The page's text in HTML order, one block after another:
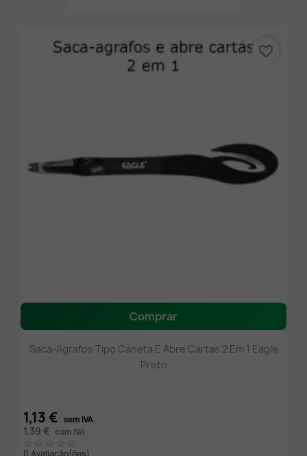
Comprar
Saca-Agrafos Tipo Caneta E Abre Cartas 2 Em 1 Eagle
Preto
1,13 € sem IVA
1,39 € com IVA
0 Avaliação(ões)
favorite_border